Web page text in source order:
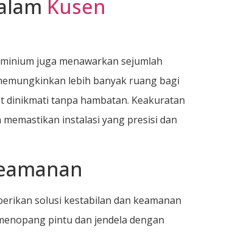
Kusen
juga menawarkan sejumlah
lebih banyak ruang bagi
dinikmati tanpa hambatan. Keakuratan
instalasi yang presisi dan
solusi kestabilan dan keamanan
pintu dan jendela dengan